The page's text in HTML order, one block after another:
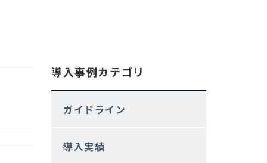
導入事例カテゴリ
ガイドライン
導入実績